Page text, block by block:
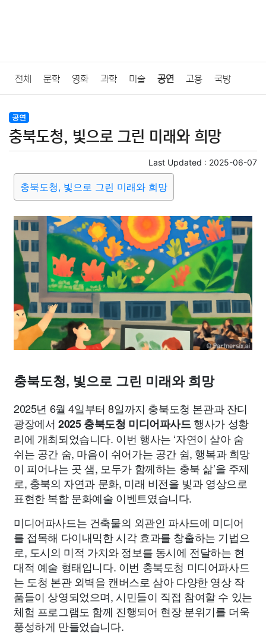
전체 문학 영화 과학 미술 공연 고용 국방
법률
질병 가요 방송 일상 주식 암호화폐 블록체인
결혼 육아 반려동물 패션 미용
대출 자동차 취미 여행 맛집 IT 컴퓨터 기술
종교 사회 정치 건강 의료 의학 경제 마케팅
부동산 외국어 교육 교통 생활 기타
공연
충북도청, 빛으로 그린 미래와 희망
Last Updated : 2025-06-07
충북도청, 빛으로 그린 미래와 희망
충북도청, 빛으로 그린 미래와 희망
2025년 6월 4일부터 8일까지 충북도청 본관과 잔디
광장에서 2025 충북도청 미디어파사드행사가 성황
리에 개최되었습니다. 이번 행사는 ‘자연이 살아 숨
쉬는 공간 숨, 마음이 쉬어가는 공간 쉼, 행복과 희망
이 피어나는 곳 샘, 모두가 함께하는 충북 삶’을 주제
로, 충북의 자연과 문화, 미래 비전을 빛과 영상으로
표현한 복합 문화예술 이벤트였습니다.
미디어파사드는 건축물의 외관인 파사드에 미디어
를 접목해 다이내믹한 시각 효과를 창출하는 기법으
로, 도시의 미적 가치와 정보를 동시에 전달하는 현
대적 예술 형태입니다. 이번 충북도청 미디어파사드
는 도청 본관 외벽을 캔버스로 삼아 다양한 영상 작
품들이 상영되었으며, 시민들이 직접 참여할 수 있는
체험 프로그램도 함께 진행되어 현장 분위기를 더욱
풍성하게 만들었습니다.